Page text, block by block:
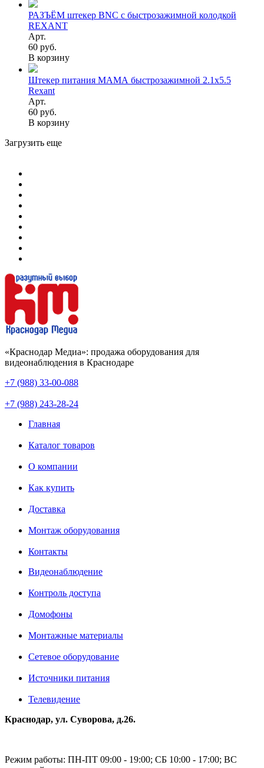
РАЗЪЁМ штекер BNC с быстрозажимной колодкой
REXANT
Арт.
60 руб.
В корзину
Штекер питания МАМА быстрозажимной 2.1х5.5
Rexant
Арт.
60 руб.
В корзину
Загрузить еще
«Краснодар Медиа»: продажа оборудования для
видеонаблюдения в Краснодаре
+7 (988) 33-00-088
+7 (988) 243-28-24
Главная
Каталог товаров
О компании
Как купить
Доставка
Монтаж оборудования
Контакты
Видеонаблюдение
Контроль доступа
Домофоны
Монтажные материалы
Сетевое оборудование
Источники питания
Телевидение
Краснодар, ул. Суворова, д.26.
Режим работы: ПН-ПТ 09:00 - 19:00; СБ 10:00 - 17:00; ВС